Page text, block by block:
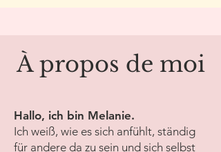
À propos de moi
Hallo, ich bin Melanie.
Ich weiß, wie es sich anfühlt, ständig
für andere da zu sein und sich selbst